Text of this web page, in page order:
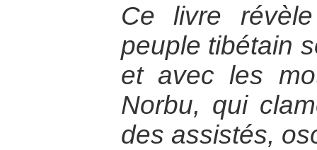
Ce livre
peuple tibétain
et avec les
Norbu, qui
des assistés,